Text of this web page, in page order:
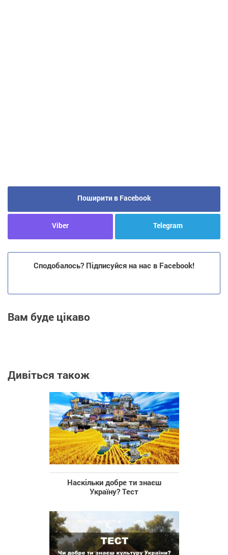
Поширити в Facebook
Viber Telegram
Сподобалось? Підписуйся на нас в Facebook!
Вам буде цікаво
Дивіться також
Наскільки добре ти знаєш
Україну? Тест